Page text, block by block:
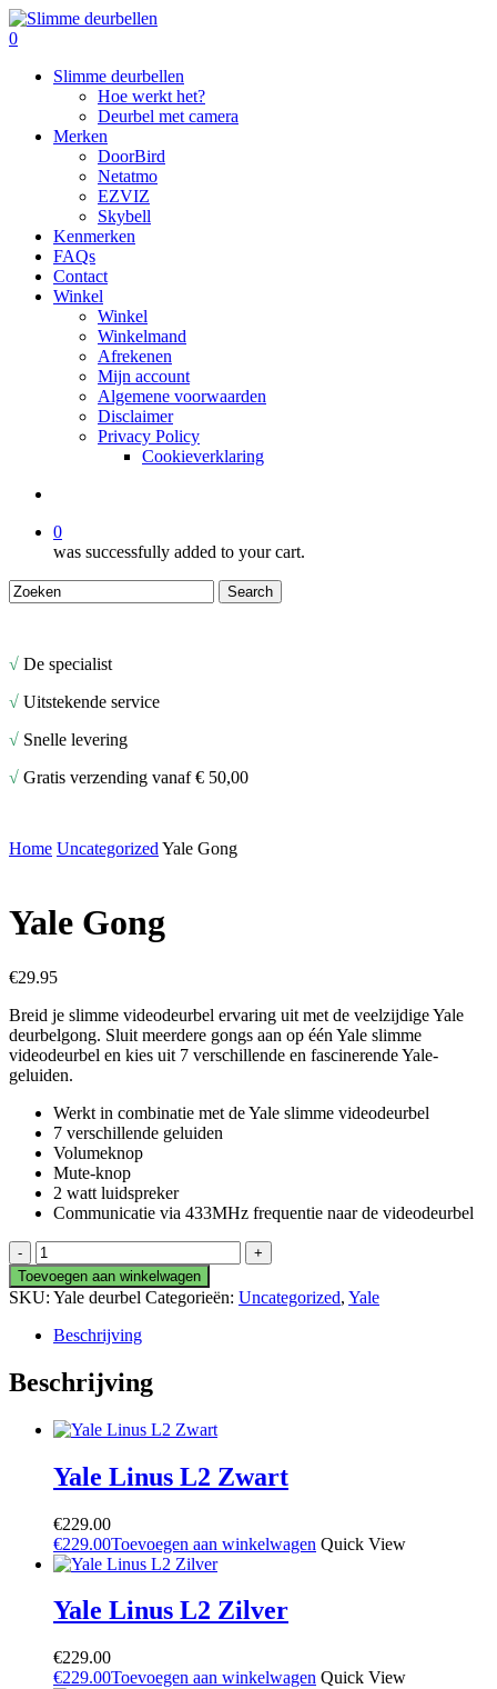
Skip
to
content
search
0
Slimme deurbellen
Hoe werkt het?
Deurbel met camera
Merken
DoorBird
Netatmo
EZVIZ
Skybell
Kenmerken
FAQs
Contact
Winkel
Winkel
Winkelmand
Afrekenen
Mijn account
Algemene voorwaarden
Disclaimer
Privacy Policy
Cookieverklaring
0
was successfully added to your cart.
Search
√ De specialist
√ Uitstekende service
√ Snelle levering
√ Gratis verzending vanaf € 50,00
Home Uncategorized Yale Gong
Yale Gong
€29.95
Breid je slimme videodeurbel ervaring uit met de veelzijdige Yale
deurbelgong. Sluit meerdere gongs aan op één Yale slimme
videodeurbel en kies uit 7 verschillende en fascinerende Yale-
geluiden.
Werkt in combinatie met de Yale slimme videodeurbel
7 verschillende geluiden
Volumeknop
Mute-knop
2 watt luidspreker
Communicatie via 433MHz frequentie naar de videodeurbel
Yale
Gong
aantal
Toevoegen aan winkelwagen
SKU: Yale deurbel Categorieën: Uncategorized, Yale
Beschrijving
Beschrijving
Yale Linus L2 Zwart
€229.00
€229.00Toevoegen aan winkelwagen Quick View
Yale Linus L2 Zilver
€229.00
€229.00Toevoegen aan winkelwagen Quick View